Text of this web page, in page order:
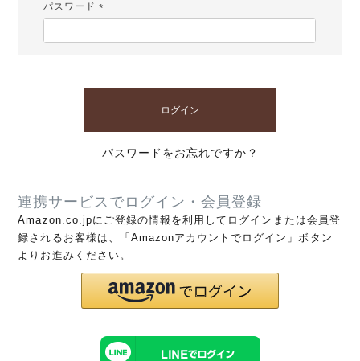
パスワード
ログイン
パスワードをお忘れですか？
連携サービスでログイン・会員登録
Amazon.co.jpにご登録の情報を利用してログインまたは会員登
録されるお客様は、「Amazonアカウントでログイン」ボタン
よりお進みください。